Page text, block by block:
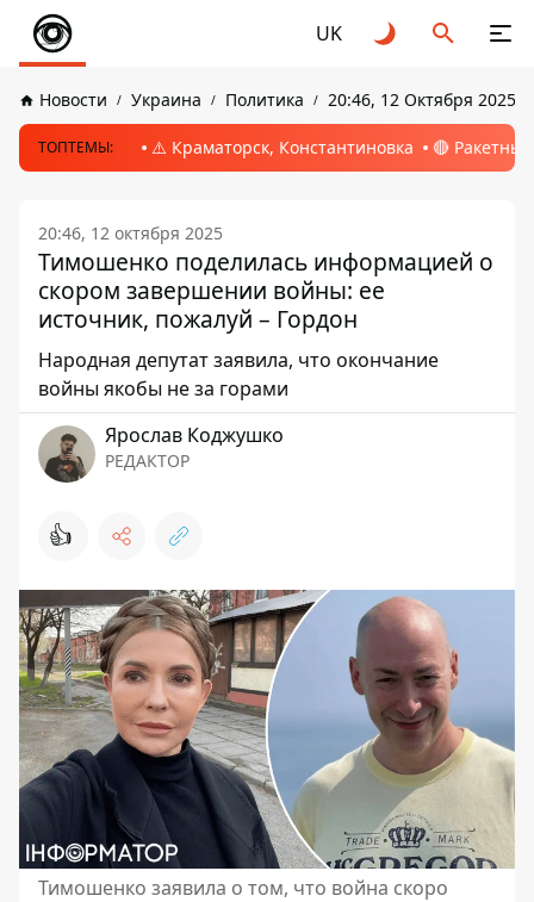
UK
Новости Украина Политика 20:46, 12 Октября 2025
ТОПТЕМЫ: ⚠️ Краматорск, Константиновка 🔴
20:46, 12 октября 2025
Тимошенко поделилась информацией о
скором завершении войны: ее
источник, пожалуй – Гордон
Народная депутат заявила, что окончание
войны якобы не за горами
Ярослав Коджушко
РЕДАКТОР
👍
Тимошенко заявила о том, что война скоро